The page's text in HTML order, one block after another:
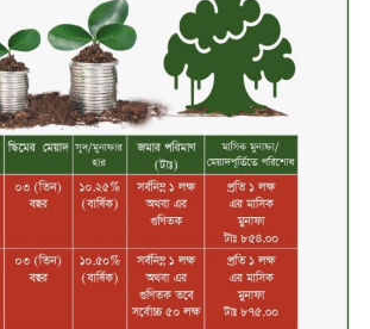
মধ্যরাতে শাহজালাল বিমানবন্দরের
বলাকা লাউঞ্জে অগ্নিকাণ্ড
নিরাপদ ও স্বল্পব্যয়ে ক্যাশলেস লেনদেন
গড়তে কাজ করছে বাংলাদেশ ব্যাংক:
গভর্নর
জীবননগর সীমান্ত দিয়ে ভারতে অবৈধ
অনুপ্রবেশের সময় ৮ বাংলাদেশি নারী
আটক